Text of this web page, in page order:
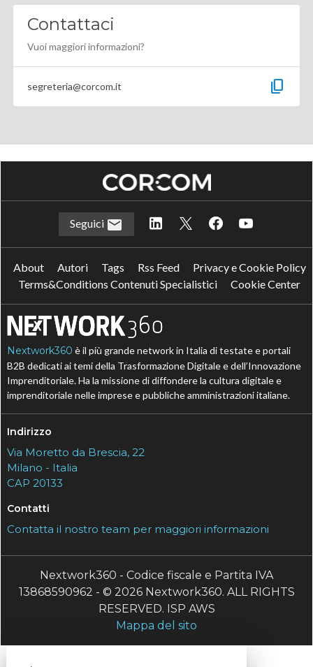
Contattaci
Vuoi maggiori informazioni?
segreteria@corcom.it content_copy
Seguici
About Autori Tags Rss Feed
Privacy e Cookie Policy
Terms&Conditions Contenuti Specialistici
Cookie Center
Nextwork360 è il più grande network in Italia di testate e portali
B2B dedicati ai temi della Trasformazione Digitale e dell’Innovazione
Imprenditoriale. Ha la missione di diffondere la cultura digitale e
imprenditoriale nelle imprese e pubbliche amministrazioni italiane.
Indirizzo
Via Moretto da Brescia, 22
Milano - Italia
CAP 20133
Contatti
Contatta il nostro team per maggiori informazioni
Nextwork360 - Codice fiscale e Partita IVA
13868590962 - © 2026 Nextwork360. ALL RIGHTS
RESERVED. ISP AWS
Mappa del sito